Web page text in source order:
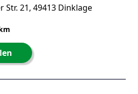
21, 49413 Dinklage